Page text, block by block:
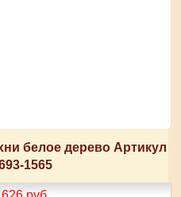
белое дерево Артикул
1565